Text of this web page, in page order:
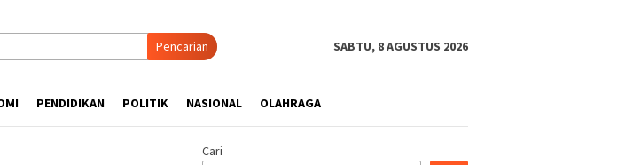
Pencarian SABTU, 8 AGUSTUS 2026
PENDIDIKAN POLITIK NASIONAL OLAHRAGA
Cari